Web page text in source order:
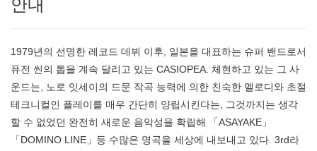
안내
1979년의 선명한 레코드 데뷔 이후, 일본을 대표하는 슈퍼 밴드로서
퓨전 씬의 톱을 계속 달리고 있는 CASIOPEA. 체현하고 있는 그 사
운드는, 노로 잇세이의 드문 작곡 능력에 의한 친숙한 멜로디와 초절
테크니컬인 플레이를 매우 간단히 양립시킨다는, 그것까지는 생각
할 수 없었던 완전히 새로운 음악성을 확립해 「ASAYAKE」
「DOMINO LINE」등 수많은 명곡을 세상에 내보내고 있다. 3rd라